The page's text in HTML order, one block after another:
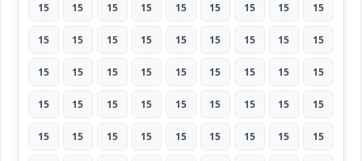
15 15 15 15 15 15 15 15 15
15 15 15 15 15 15 15 15 15
15 15 15 15 15 15 15 15 15
15 15 15 15 15 15 15 15 15
15 15 15 15 15 15 15 15 15